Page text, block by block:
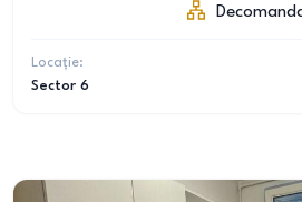
Locație:
Sector 6